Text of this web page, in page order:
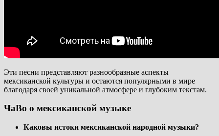
Эти песни представляют разнообразные аспекты
мексиканской культуры и остаются популярными в мире
благодаря своей уникальной атмосфере и глубоким текстам.
ЧаВо о мексиканской музыке
Каковы истоки мексиканской народной музыки?